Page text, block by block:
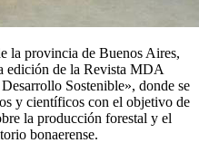
la provincia de Buenos Aires,
edición de la Revista MDA
Sostenible», donde se
y científicos con el objetivo de
la producción forestal y el
bonaerense.